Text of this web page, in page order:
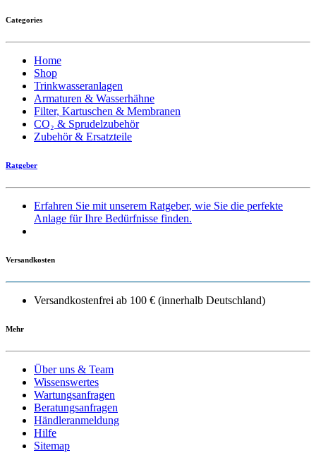
Categories
Home
Shop
Trinkwasseranlagen
Armaturen & Wasserhähne
Filter, Kartuschen & Membranen
CO₂ & Sprudelzubehör
Zubehör & Ersatzteile
Ratgeber
Erfahren Sie mit unserem Ratgeber, wie Sie die perfekte
Anlage für Ihre Bedürfnisse finden.
Versandkosten
Versandkostenfrei ab 100 € (innerhalb Deutschland)
Mehr
Über uns & Team
Wissenswertes
Wartungsanfragen
Beratungsanfragen
Händleranmeldung
Hilfe
Sitemap